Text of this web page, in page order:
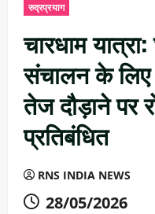
रुद्रप्रयाग
चारधाम
संचालन के लिए
तेज दौड़ाने पर
प्रतिबंधित
RNS INDIA NEWS
28/05/2026